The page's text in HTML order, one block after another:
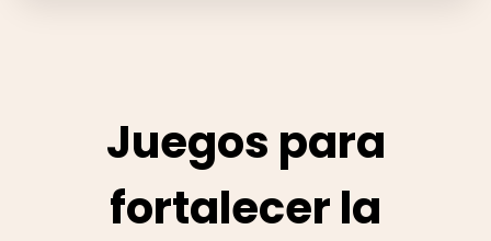
Juegos para
fortalecer la